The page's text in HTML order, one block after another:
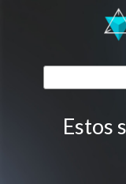
Estos